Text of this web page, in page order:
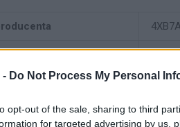
- Do Not Process My Personal
opt-out of the sale, sharing to third
for targeted advertising by us,